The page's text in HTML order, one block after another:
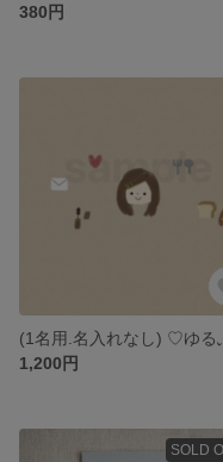
380円
1,200円
SOLD